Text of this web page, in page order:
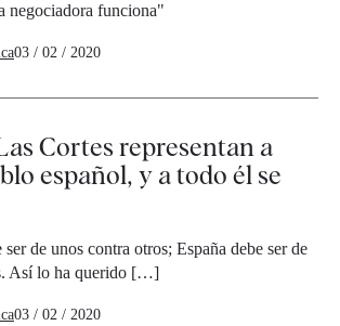
negociadora funciona"
03 / 02 / 2020
Cortes representan a
español, y a todo él se
ser de unos contra otros; España debe ser de
Así lo ha querido […]
03 / 02 / 2020